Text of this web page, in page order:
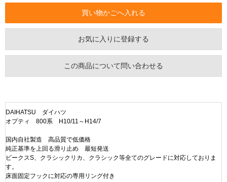
お気に入りに登録する
この商品について問い合わせる
DAIHATSU ダイハツ
オプティ 800系 H10/11～H14/7
国内自社製造 高品質で低価格
純正基準を上回る滑り止め 最短発送
ビークスS、クラシックリカ、クラシック等全てのグレードに対応しておりま
す。
床面固定フックに対応の専用リング付き